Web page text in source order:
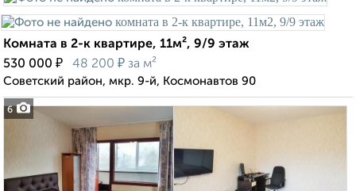
6
Комната в 2-к квартире, 11м², 9/9 этаж
530 000 ₽ 48 200 ₽ за м²
Советский район, мкр. 9-й, Космонавтов 90